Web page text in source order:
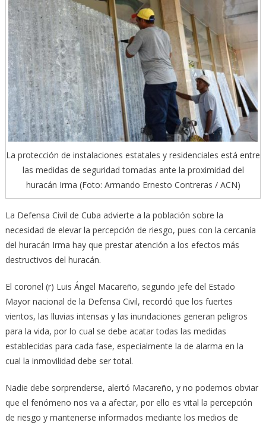
La protección de instalaciones estatales y residenciales está entre
las medidas de seguridad tomadas ante la proximidad del
huracán Irma (Foto: Armando Ernesto Contreras / ACN)
La Defensa Civil de Cuba advierte a la población sobre la
necesidad de elevar la percepción de riesgo, pues con la cercanía
del huracán Irma hay que prestar atención a los efectos más
destructivos del huracán.
El coronel (r) Luis Ángel Macareño, segundo jefe del Estado
Mayor nacional de la Defensa Civil, recordó que los fuertes
vientos, las lluvias intensas y las inundaciones generan peligros
para la vida, por lo cual se debe acatar todas las medidas
establecidas para cada fase, especialmente la de alarma en la
cual la inmovilidad debe ser total.
Nadie debe sorprenderse, alertó Macareño, y no podemos obviar
que el fenómeno nos va a afectar, por ello es vital la percepción
de riesgo y mantenerse informados mediante los medios de